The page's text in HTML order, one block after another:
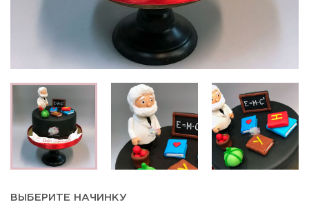
ВЫБЕРИТЕ НАЧИНКУ